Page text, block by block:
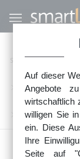
Auf dieser
Angebote
wirtschaftlich
willigen Sie
ein. Diese
Ihre
Seite auf
Direkt zum Inhalt
0800 -
Sie erreichen
Montag bis
Keine
Benutzermenü
Startseite
Mieterhöhung &
Zustellung einer